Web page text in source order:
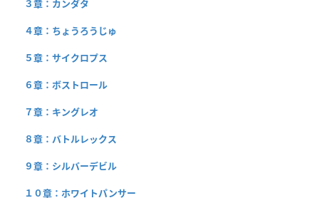
３章：カンダタ
４章：ちょうろうじゅ
５章：サイクロプス
６章：ボストロール
７章：キングレオ
８章：バトルレックス
９章：シルバーデビル
１０章：ホワイトパンサー